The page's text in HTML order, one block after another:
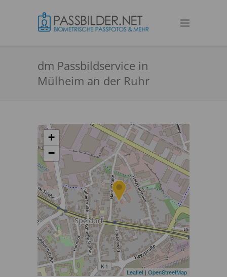
dm Passbildservice in
Mülheim an der Ruhr
+
−
Leaflet | OpenStreetMap